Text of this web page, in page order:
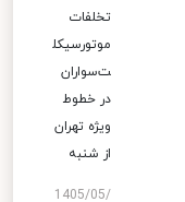
تخلفات
موتورسیکل
ت‌سواران
در خطوط
ویژه تهران
از شنبه
1405/05/